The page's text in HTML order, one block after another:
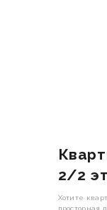
2/2
Хотите
просторная